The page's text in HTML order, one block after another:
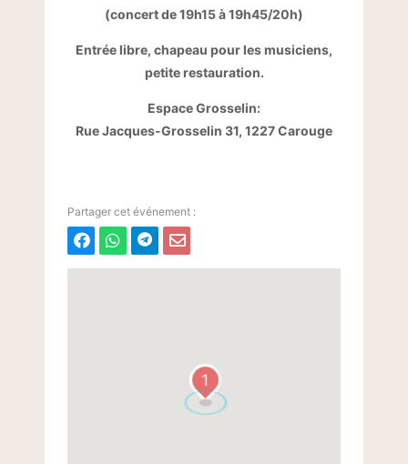
(concert de 19h15 à 19h45/20h)
Entrée libre, chapeau pour les musiciens,
petite restauration.
Espace Grosselin:
Rue Jacques-Grosselin 31, 1227 Carouge
1